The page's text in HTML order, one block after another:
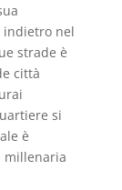
indietro nel
strade è
città
si
è
millenaria